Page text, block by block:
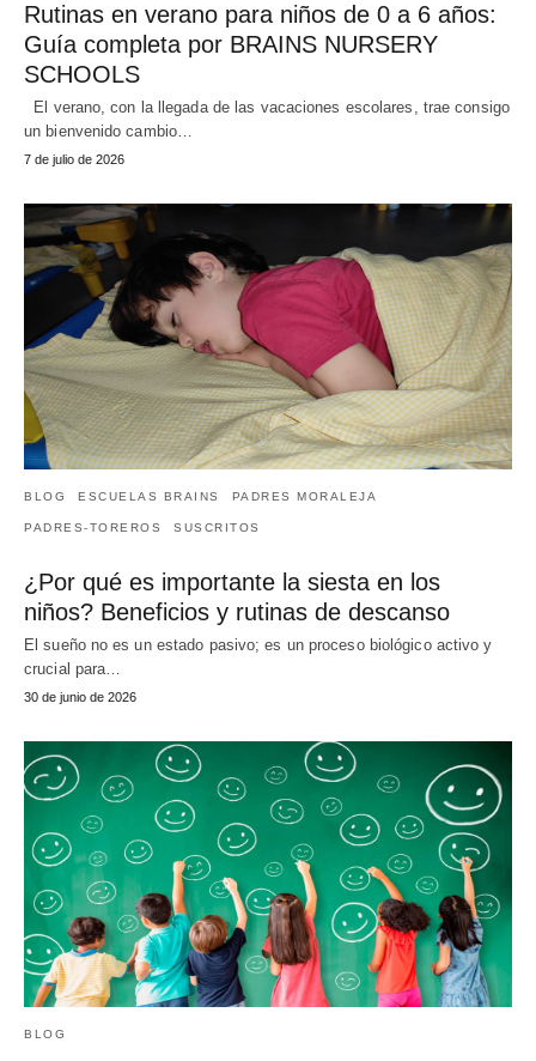
Rutinas en verano para niños de 0 a 6 años:
Guía completa por BRAINS NURSERY
SCHOOLS
El verano, con la llegada de las vacaciones escolares, trae consigo
un bienvenido cambio…
7 de julio de 2026
BLOG ESCUELAS BRAINS PADRES MORALEJA
PADRES-TOREROS SUSCRITOS
¿Por qué es importante la siesta en los
niños? Beneficios y rutinas de descanso
El sueño no es un estado pasivo; es un proceso biológico activo y
crucial para…
30 de junio de 2026
BLOG